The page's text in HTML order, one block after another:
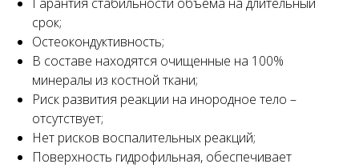
срок;
Остеокондуктивность;
В составе находятся очищенные на 100%
минералы из костной ткани;
Риск развития реакции на инородное тело –
отсутствует;
Нет рисков воспалительных реакций;
Поверхность гидрофильная, обеспечивает